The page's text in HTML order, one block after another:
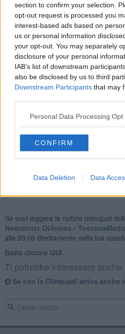
section to confirm your selection.
opt-out request is processed you
interest-based ads based on
us or personal information
your opt-out. You may separately
disclosure of your personal
IAB’s list of downstream
also be disclosed by us to third
Downstream Participants that may
Personal Data Processing Opt
CONFIRM
Data Deletion Data
FIRENZE —La conferma arriva dal
toscani.
"Un Paese e una città candidati ad
possono permettersi pessimismi o
universali che anche la nostra
grande entusiasmo dimostrato è la
ha tutte le carte in regola per esser
Se vuoi leggere le notizie principali
Newsletter QUInews -
alle 20:00 direttamente nella tua
Basta cliccare QUI
Ti potrebbe interessare anche:
Se con le Olimpiadi arriva anche